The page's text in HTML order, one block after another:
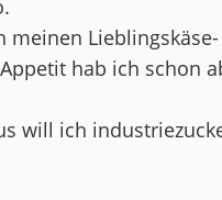
meinen
hab ich schon
will ich